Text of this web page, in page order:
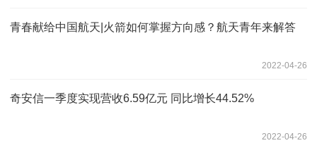
青春献给中国航天|火箭如何掌握方向感？航天青年来解答
2022-04-26
奇安信一季度实现营收6.59亿元 同比增长44.52%
2022-04-26